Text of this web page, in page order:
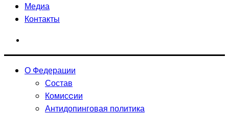
Медиа
Контакты
О Федерации
Состав
Комисcии
Антидопинговая политика